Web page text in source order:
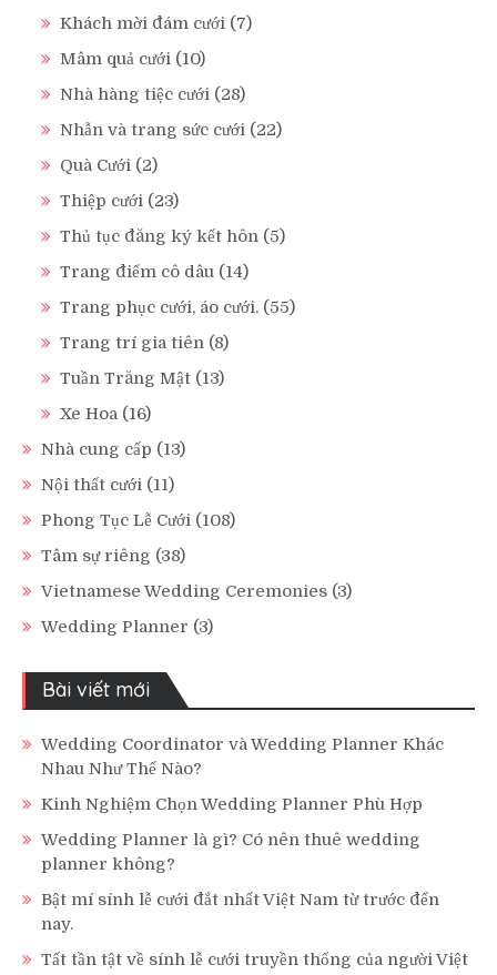
Khách mời đám cưới (7)
Mâm quả cưới (10)
Nhà hàng tiệc cưới (28)
Nhẫn và trang sức cưới (22)
Quà Cưới (2)
Thiệp cưới (23)
Thủ tục đăng ký kết hôn (5)
Trang điểm cô dâu (14)
Trang phục cưới, áo cưới. (55)
Trang trí gia tiên (8)
Tuần Trăng Mật (13)
Xe Hoa (16)
Nhà cung cấp (13)
Nội thất cưới (11)
Phong Tục Lễ Cưới (108)
Tâm sự riêng (38)
Vietnamese Wedding Ceremonies (3)
Wedding Planner (3)
Bài viết mới
Wedding Coordinator và Wedding Planner Khác
Nhau Như Thế Nào?
Kinh Nghiệm Chọn Wedding Planner Phù Hợp
Wedding Planner là gì? Có nên thuê wedding
planner không?
Bật mí sính lễ cưới đắt nhất Việt Nam từ trước đến
nay.
Tất tần tật về sính lễ cưới truyền thống của người Việt